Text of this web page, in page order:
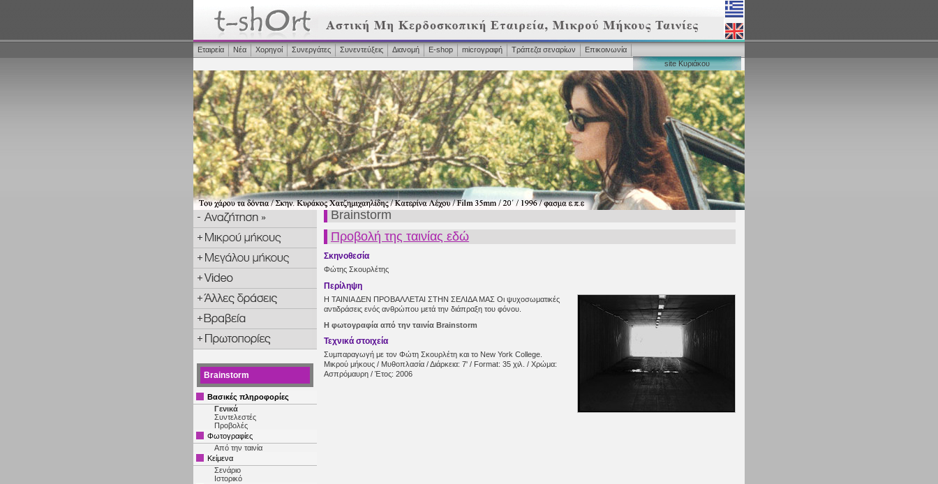
Εταιρεία Νέα Χορηγοί Συνεργάτες Συνεντεύξεις Διανομή Ε-shop microγραφή Τράπεζα σεναρίων
Επικοινωνία
site Κυριάκου
Brainstorm
Βασικές πληροφορίες
Γενικά
Συντελεστές
Προβολές
Φωτογραφίες
Από την ταινία
Κείμενα
Σενάριο
Ιστορικό
Brainstorm
Προβολή της ταινίας εδώ
Σκηνοθεσία
Φώτης Σκουρλέτης
Περίληψη
Η ΤΑΙΝΙΑ ΔΕΝ ΠΡΟΒΑΛΛΕΤΑΙ ΣΤΗΝ ΣΕΛΙΔΑ ΜΑΣ Οι ψυχοσωματικές
αντιδράσεις ενός ανθρώπου μετά την διάπραξη του φόνου.
Η φωτογραφία από την ταινία Brainstorm
Τεχνικά στοιχεία
Συμπαραγωγή με τον Φώτη Σκουρλέτη και το New York College.
Μικρού μήκους / Μυθοπλασία / Διάρκεια: 7' / Format: 35 χιλ. / Χρώμα:
Ασπρόμαυρη / Έτος: 2006